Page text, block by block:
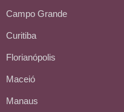
Campo Grande
Curitiba
Florianópolis
Maceió
Manaus